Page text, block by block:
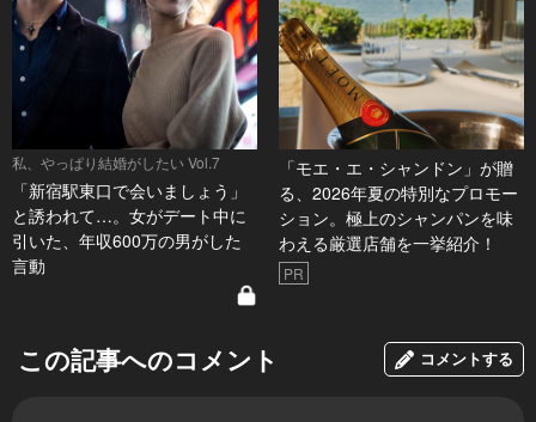
私、やっぱり結婚がしたい Vol.7
「新宿駅東口で会いましょう」
と誘われて…。女がデート中に
引いた、年収600万の男がした
言動
「モエ・エ・シャンドン」が贈
る、2026年夏の特別なプロモー
ション。極上のシャンパンを味
わえる厳選店舗を一挙紹介！
PR
この記事へのコメント コメントする